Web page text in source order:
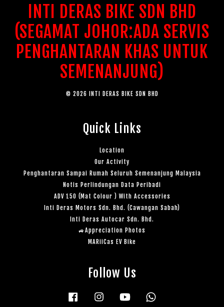
INTI DERAS BIKE SDN BHD
(SEGAMAT JOHOR:ADA SERVIS
PENGHANTARAN KHAS UNTUK
SEMENANJUNG)
© 2026 INTI DERAS BIKE SDN BHD
Quick Links
Location
Our Activity
Penghantaran Sampai Rumah Seluruh Semenanjung Malaysia
Notis Perlindungan Data Peribadi
ADV 150 (Mat Colour ) With Accessories
Inti Deras Motors Sdn. Bhd. (Cawangan Sabah)
Inti Deras Autocar Sdn. Bhd.
🚙Appreciation Photos
MARiiCas EV Bike
Follow Us
Facebook Instagram YouTube